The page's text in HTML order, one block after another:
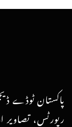
پاکستان ٹوڈے
رپورٹس، تصاویر